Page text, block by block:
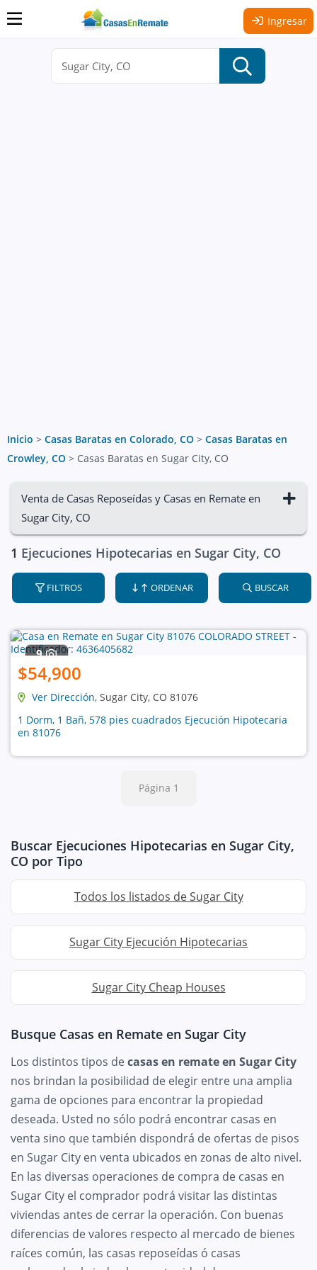
Ingresar
Inicio > Casas Baratas en Colorado, CO > Casas Baratas en
Crowley, CO > Casas Baratas en Sugar City, CO
Venta de Casas Reposeídas y Casas en Remate en
Sugar City, CO
1 Ejecuciones Hipotecarias en Sugar City, CO
FILTROS ORDENAR BUSCAR
9
$54,900
Ver Dirección, Sugar City, CO 81076
1 Dorm, 1 Bañ, 578 pies cuadrados Ejecución Hipotecaria
en 81076
Página 1
Buscar Ejecuciones Hipotecarias en Sugar City,
CO por Tipo
Todos los listados de Sugar City
Sugar City Ejecución Hipotecarias
Sugar City Cheap Houses
Busque Casas en Remate en Sugar City
Los distintos tipos decasas en remate en Sugar City
nos brindan la posibilidad de elegir entre una amplia
gama de opciones para encontrar la propiedad
deseada. Usted no sólo podrá encontrar casas en
venta sino que también dispondrá de ofertas de pisos
en Sugar City en venta ubicados en zonas de alto nivel.
En las diversas operaciones de compra de casas en
Sugar City el comprador podrá visitar las distintas
viviendas antes de cerrar la operación. Con buenas
diferencias de valores respecto al mercado de bienes
raíces común, las casas reposeídas ó casas